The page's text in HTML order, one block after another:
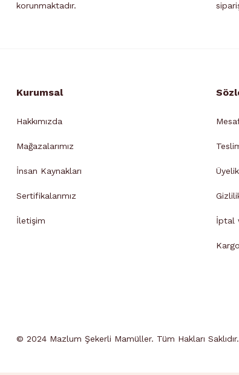
korunmaktadır.
Kurumsal
Hakkımızda
Mağazalarımız
İnsan Kaynakları
Sertifikalarımız
İletişim İptal
© 2024 Mazlum Şekerli Mamüller. Tüm Hakları